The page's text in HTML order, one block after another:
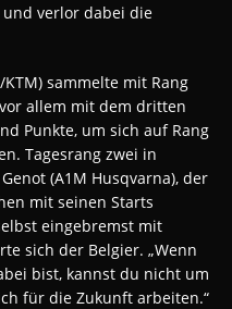
verlor dabei die
sammelte mit Rang
allem mit dem dritten
Punkte, um sich auf Rang
Tagesrang zwei in
(A1M Husqvarna), der
mit seinen Starts
eingebremst mit
sich der Belgier. „Wenn
bist, kannst du nicht um
für die Zukunft arbeiten.“